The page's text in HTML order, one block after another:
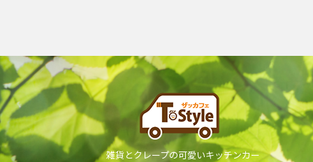
雑貨とクレープの可愛いキッチンカー